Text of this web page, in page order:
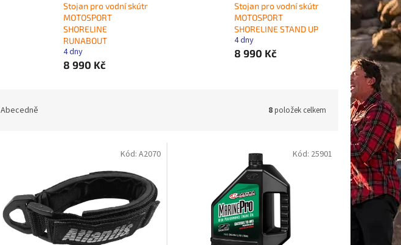
Stojan pro vodní skútr
MOTOSPORT
SHORELINE
RUNABOUT
4 dny
8 990 Kč
Stojan pro vodní skútr
MOTOSPORT
SHORELINE STAND UP
4 dny
8 990 Kč
Abecedně 8položek celkem
Kód: A2070 Kód: 25901